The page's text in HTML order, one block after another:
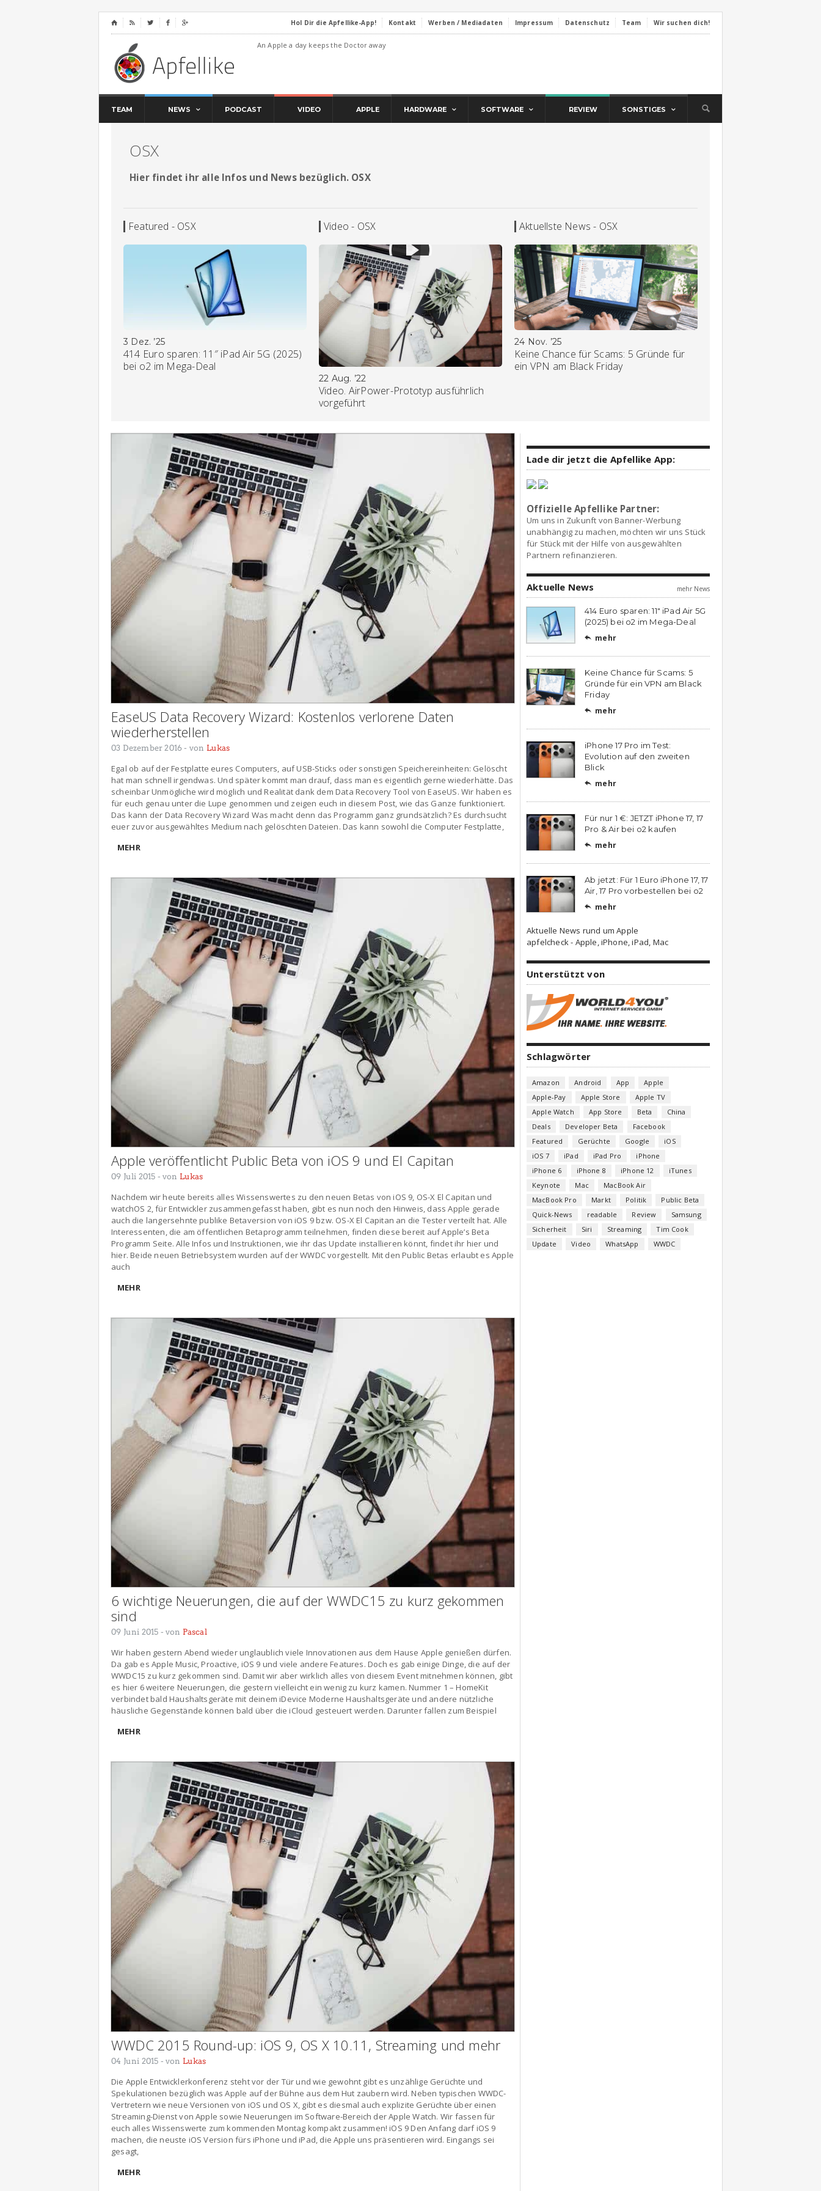
⌂     Hol Dir die Apfellike-App! Kontakt Werben / Mediadaten Impressum Datenschutz Team Wir suchen dich!
An Apple a day keeps the Doctor away
TEAM NEWS PODCAST VIDEO APPLE HARDWARE SOFTWARE REVIEW SONSTIGES
OSX
Hier findet ihr alle Infos und News bezüglich. OSX
Featured - OSX
3 Dez. ’25
414 Euro sparen: 11″ iPad Air 5G (2025)
bei o2 im Mega-Deal
Video - OSX
22 Aug. ’22
Video. AirPower-Prototyp ausführlich
vorgeführt
Aktuellste News - OSX
24 Nov. ’25
Keine Chance für Scams: 5 Gründe für
ein VPN am Black Friday
EaseUS Data Recovery Wizard: Kostenlos verlorene Daten
wiederherstellen
03 Dezember 2016 - von Lukas
Egal ob auf der Festplatte eures Computers, auf USB-Sticks oder sonstigen Speichereinheiten: Gelöscht
hat man schnell irgendwas. Und später kommt man drauf, dass man es eigentlich gerne wiederhätte. Das
scheinbar Unmögliche wird möglich und Realität dank dem Data Recovery Tool von EaseUS. Wir haben es
für euch genau unter die Lupe genommen und zeigen euch in diesem Post, wie das Ganze funktioniert.
Das kann der Data Recovery Wizard Was macht denn das Programm ganz grundsätzlich? Es durchsucht
euer zuvor ausgewähltes Medium nach gelöschten Dateien. Das kann sowohl die Computer Festplatte,
MEHR
Apple veröffentlicht Public Beta von iOS 9 und El Capitan
09 Juli 2015 - von Lukas
Nachdem wir heute bereits alles Wissenswertes zu den neuen Betas von iOS 9, OS-X El Capitan und
watchOS 2, für Entwickler zusammengefasst haben, gibt es nun noch den Hinweis, dass Apple gerade
auch die langersehnte publike Betaversion von iOS 9 bzw. OS-X El Capitan an die Tester verteilt hat. Alle
Interessenten, die am öffentlichen Betaprogramm teilnehmen, finden diese bereit auf Apple’s Beta
Programm Seite. Alle Infos und Instruktionen, wie ihr das Update installieren könnt, findet ihr hier und
hier. Beide neuen Betriebsystem wurden auf der WWDC vorgestellt. Mit den Public Betas erlaubt es Apple
auch
MEHR
6 wichtige Neuerungen, die auf der WWDC15 zu kurz gekommen
sind
09 Juni 2015 - von Pascal
Wir haben gestern Abend wieder unglaublich viele Innovationen aus dem Hause Apple genießen dürfen.
Da gab es Apple Music, Proactive, iOS 9 und viele andere Features. Doch es gab einige Dinge, die auf der
WWDC15 zu kurz gekommen sind. Damit wir aber wirklich alles von diesem Event mitnehmen können, gibt
es hier 6 weitere Neuerungen, die gestern vielleicht ein wenig zu kurz kamen. Nummer 1 – HomeKit
verbindet bald Haushaltsgeräte mit deinem iDevice Moderne Haushaltsgeräte und andere nützliche
häusliche Gegenstände können bald über die iCloud gesteuert werden. Darunter fallen zum Beispiel
MEHR
WWDC 2015 Round-up: iOS 9, OS X 10.11, Streaming und mehr
04 Juni 2015 - von Lukas
Die Apple Entwicklerkonferenz steht vor der Tür und wie gewohnt gibt es unzählige Gerüchte und
Spekulationen bezüglich was Apple auf der Bühne aus dem Hut zaubern wird. Neben typischen WWDC-
Vertretern wie neue Versionen von iOS und OS X, gibt es diesmal auch explizite Gerüchte über einen
Streaming-Dienst von Apple sowie Neuerungen im Software-Bereich der Apple Watch. Wir fassen für
euch alles Wissenswerte zum kommenden Montag kompakt zusammen! iOS 9 Den Anfang darf iOS 9
machen, die neuste iOS Version fürs iPhone und iPad, die Apple uns präsentieren wird. Eingangs sei
gesagt,
MEHR
Lade dir jetzt die Apfellike App:
Offizielle Apfellike Partner:
Um uns in Zukunft von Banner-Werbung
unabhängig zu machen, möchten wir uns Stück
für Stück mit der Hilfe von ausgewählten
Partnern refinanzieren.
Aktuelle News mehr News
414 Euro sparen: 11″ iPad Air 5G
(2025) bei o2 im Mega-Deal
 mehr
Keine Chance für Scams: 5
Gründe für ein VPN am Black
Friday
 mehr
iPhone 17 Pro im Test:
Evolution auf den zweiten
Blick
 mehr
Für nur 1 €: JETZT iPhone 17, 17
Pro & Air bei o2 kaufen
 mehr
Ab jetzt: Für 1 Euro iPhone 17, 17
Air, 17 Pro vorbestellen bei o2
 mehr
Aktuelle News rund um Apple
apfelcheck - Apple, iPhone, iPad, Mac
Unterstützt von
Schlagwörter
Amazon Android App
Apple
Apple-Pay
Apple Store
Apple TV
Apple Watch
App Store Beta
China
Deals
Developer Beta
Facebook
Featured
Gerüchte Google
iOS
iOS 7
iPad iPad Pro
iPhone
iPhone 6
iPhone 8 iPhone 12
iTunes
Keynote
Mac
MacBook Air
MacBook Pro
Markt Politik
Public Beta
Quick-News
readable Review
Samsung
Sicherheit
Siri Streaming
Tim Cook
Update
Video WhatsApp WWDC